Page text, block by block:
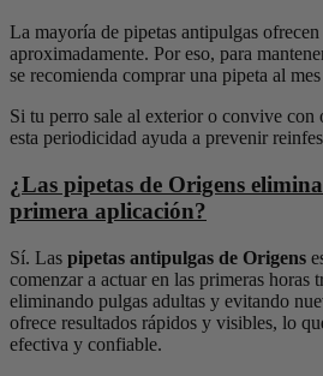
La mayoría de pipetas antipulgas
aproximadamente. Por eso, para
se recomienda comprar una pipeta al
Si tu perro sale al exterior o convive con
esta periodicidad ayuda a prevenir
¿Las pipetas de Origens
primera aplicación?
Sí. Las pipetas antipulgas de Origens
comenzar a actuar en las primeras horas
eliminando pulgas adultas y evitando
ofrece resultados rápidos y visibles, lo
efectiva y confiable.